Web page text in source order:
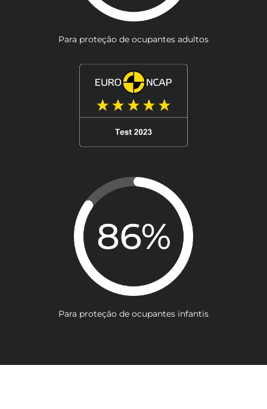
Para proteção de ocupantes adultos
Para proteção de ocupantes infantis